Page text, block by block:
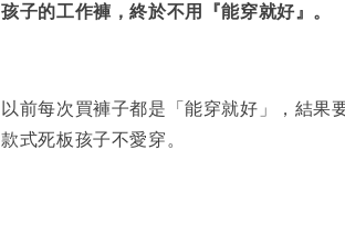
孩子的工作褲，終於不用『能穿就好』。
以前每次買褲子都是「能穿就好」，結果
款式死板孩子不愛穿。